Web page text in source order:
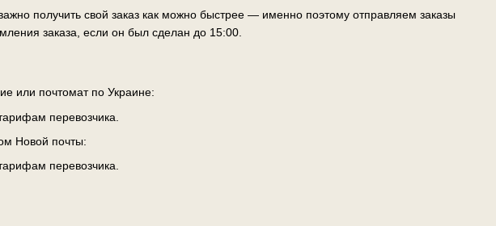
получить свой заказ как можно быстрее — именно поэтому отправляем заказы
заказа, если он был сделан до 15:00.
или почтомат по Украине:
перевозчика.
Новой почты:
перевозчика.